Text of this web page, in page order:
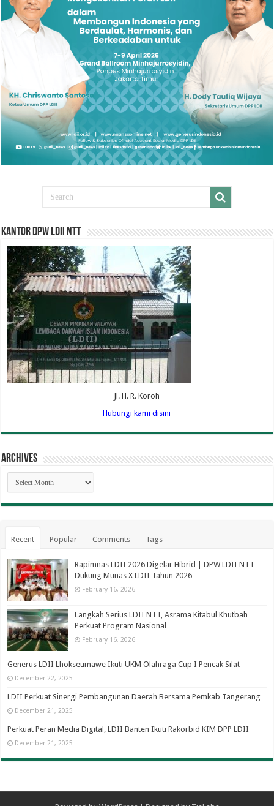
Kantor DPW LDII NTT
Jl. H. R. Koroh
Hubungi kami disini
Archives
Archives
Recent Popular Comments Tags
Rapimnas LDII 2026 Digelar Hibrid | DPW LDII NTT
Dukung Munas X LDII Tahun 2026
February 16, 2026
Langkah Serius LDII NTT, Asrama Kitabul Khutbah
Perkuat Program Nasional
February 16, 2026
Generus LDII Lhokseumawe Ikuti UKM Olahraga Cup I Pencak Silat
December 22, 2025
LDII Perkuat Sinergi Pembangunan Daerah Bersama Pemkab Tangerang
December 21, 2025
Perkuat Peran Media Digital, LDII Banten Ikuti Rakorbid KIM DPP LDII
December 21, 2025